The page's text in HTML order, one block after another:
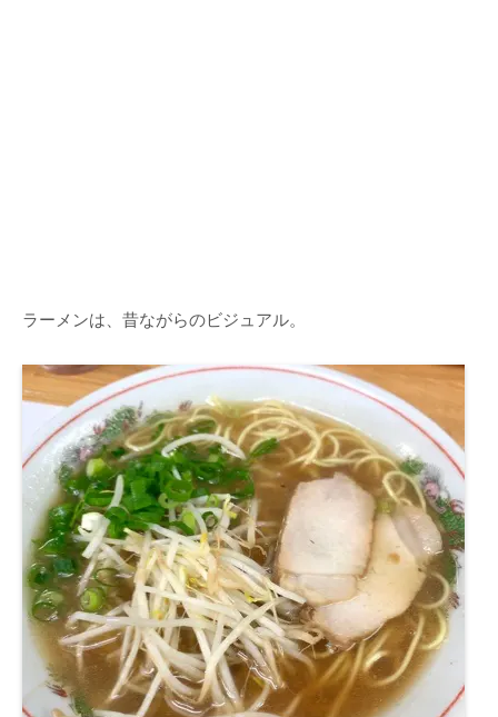
ラーメンは、昔ながらのビジュアル。